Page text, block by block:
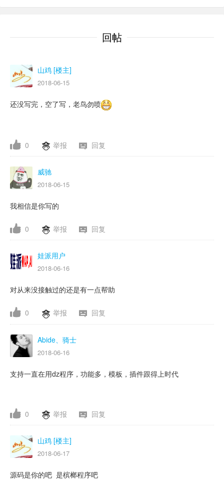
回帖
山鸡 [楼主]
2018-06-15
还没写完，空了写，老鸟勿喷
0 举报 回复
威驰
2018-06-15
我相信是你写的
0 举报 回复
娃派用户
2018-06-16
对从来没接触过的还是有一点帮助
0 举报 回复
Abide、骑士
2018-06-16
支持一直在用dz程序，功能多，模板，插件跟得上时代
0 举报 回复
山鸡 [楼主]
2018-06-17
源码是你的吧 是槟榔程序吧